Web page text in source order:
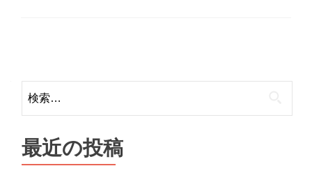
navigation
索:
最近の投稿